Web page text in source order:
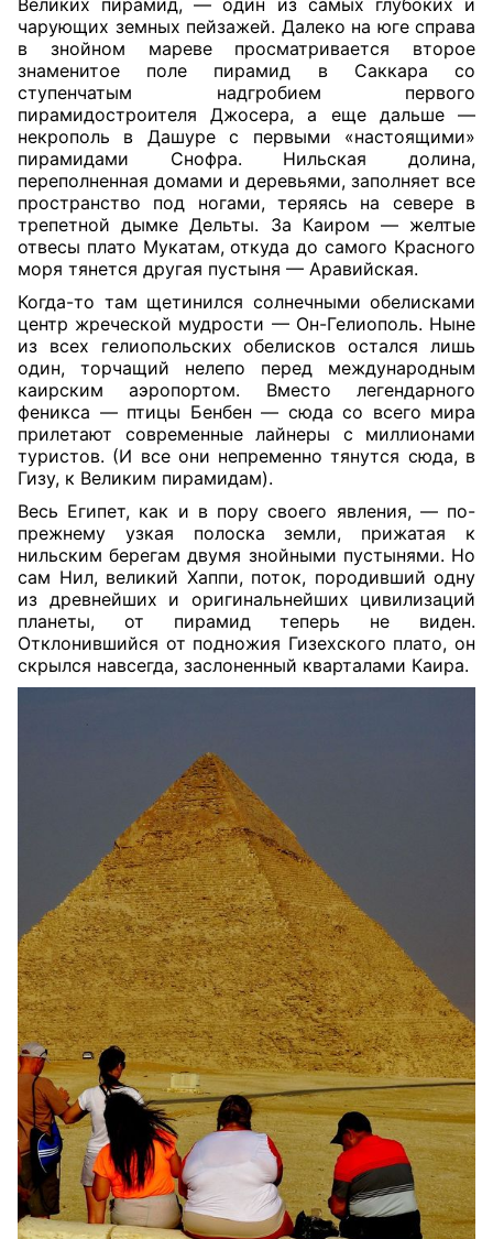
Великих пирамид, — один из самых глубоких и
чарующих земных пейзажей. Далеко на юге справа
в знойном мареве просматривается второе
знаменитое поле пирамид в Саккара со
ступенчатым надгробием первого
пирамидостроителя Джосера, а еще дальше —
некрополь в Дашуре с первыми «настоящими»
пирамидами Снофра. Нильская долина,
переполненная домами и деревьями, заполняет все
пространство под ногами, теряясь на севере в
трепетной дымке Дельты. За Каиром — желтые
отвесы плато Мукатам, откуда до самого Красного
моря тянется другая пустыня — Аравийская.
Когда-то там щетинился солнечными обелисками
центр жреческой мудрости — Он-Гелиополь. Ныне
из всех гелиопольских обелисков остался лишь
один, торчащий нелепо перед международным
каирским аэропортом. Вместо легендарного
феникса — птицы Бенбен — сюда со всего мира
прилетают современные лайнеры с миллионами
туристов. (И все они непременно тянутся сюда, в
Гизу, к Великим пирамидам).
Весь Египет, как и в пору своего явления, — по-
прежнему узкая полоска земли, прижатая к
нильским берегам двумя знойными пустынями. Но
сам Нил, великий Хаппи, поток, породивший одну
из древнейших и оригинальнейших цивилизаций
планеты, от пирамид теперь не виден.
Отклонившийся от подножия Гизехского плато, он
скрылся навсегда, заслоненный кварталами Каира.